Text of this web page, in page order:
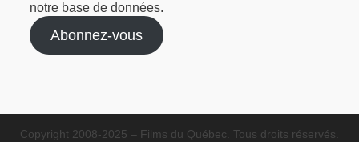
notre base de données.
Abonnez-vous
Copyright 2008-2025 – Films du Québec. Tous droits réservés.